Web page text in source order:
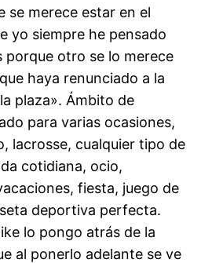
se merece estar en el
yo siempre he pensado
porque otro se lo merece
haya renunciado a la
plaza». Ámbito de
para varias ocasiones,
lacrosse, cualquier tipo de
cotidiana, ocio,
fiesta, juego de
deportiva perfecta.
lo pongo atrás de la
al ponerlo adelante se ve